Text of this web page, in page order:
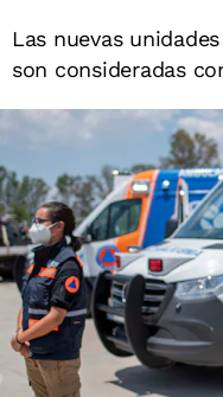
Las nuevas
son consideradas